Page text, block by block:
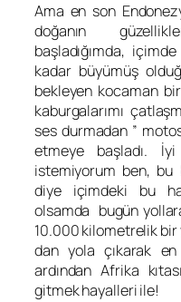
Ama en son
doğanın
başladığımda,
kadar büyümüş
bekleyen kocaman
kaburgalarımı
ses durmadan ”
etmeye başladı.
istemiyorum ben,
diye içimdeki bu
olsamda bugün
10.000 kilometrelik bir
dan yola çıkarak
ardından Afrika
gitmek hayalleri ile!